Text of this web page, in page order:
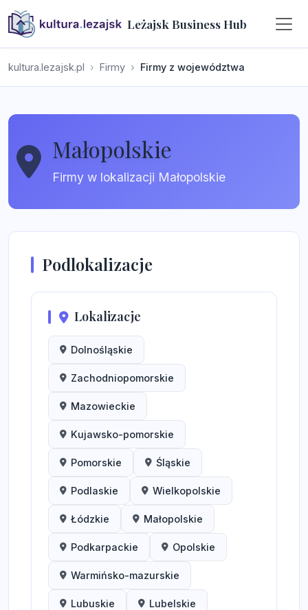
Leżajsk Business Hub
kultura.lezajsk.pl Firmy Firmy z województwa
Małopolskie
Firmy w lokalizacji Małopolskie
Podlokalizacje
Lokalizacje
Dolnośląskie
Zachodniopomorskie
Mazowieckie
Kujawsko-pomorskie
Pomorskie Śląskie
Podlaskie Wielkopolskie
Łódzkie Małopolskie
Podkarpackie Opolskie
Warmińsko-mazurskie
Lubuskie Lubelskie